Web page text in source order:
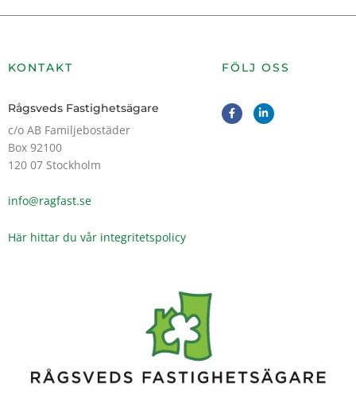
KONTAKT
Rågsveds Fastighetsägare
c/o AB Familjebostäder
Box 92100
120 07 Stockholm
info@ragfast.se
Här hittar du vår integritetspolicy
FÖLJ OSS
F
a
c
L
i
n